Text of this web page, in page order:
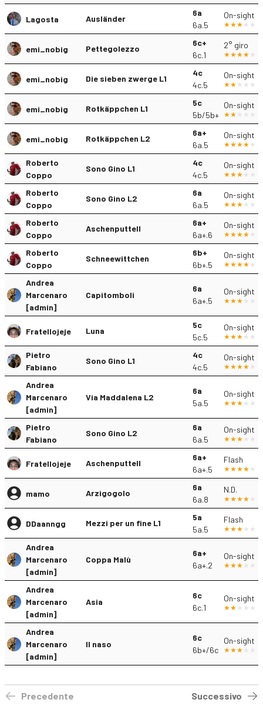
Lagosta Ausländer
6a
6a.5
On-sight
emi_nobig Pettegolezzo
6c+
6c.1
2° giro
emi_nobig Die sieben zwerge L1
4c
4c.5
On-sight
emi_nobig Rotkäppchen L1
5c
5b/5b+
On-sight
emi_nobig Rotkäppchen L2
6a+
6a.5
On-sight
Roberto
Coppo
Sono Gino L1
4c
4c.5
On-sight
Roberto
Coppo
Sono Gino L2
6a
6a.5
On-sight
Roberto
Coppo
Aschenputtell
6a+
6a+.6
On-sight
Roberto
Coppo
Schneewittchen
6b+
6b+.5
On-sight
Andrea
Marcenaro
[admin]
Capitomboli
6a
6a+.5
On-sight
Fratellojeje Luna
5c
5c.5
On-sight
Pietro
Fabiano
Sono Gino L1
4c
4c.5
On-sight
Andrea
Marcenaro
[admin]
Via Maddalena L2
6a
5a.5
On-sight
Pietro
Fabiano
Sono Gino L2
6a
6a.5
On-sight
Fratellojeje Aschenputtell
6a+
6a+.5
Flash
mamo Arzigogolo
6a
6a.8
N.D.
DDaanngg Mezzi per un fine L1
5a
5a.5
Flash
Andrea
Marcenaro
[admin]
Coppa Malù
6a+
6a+.2
On-sight
Andrea
Marcenaro
[admin]
Asia
6c
6c.1
On-sight
Andrea
Marcenaro
[admin]
Il naso
6c
6b+/6c
On-sight
Precedente Successivo